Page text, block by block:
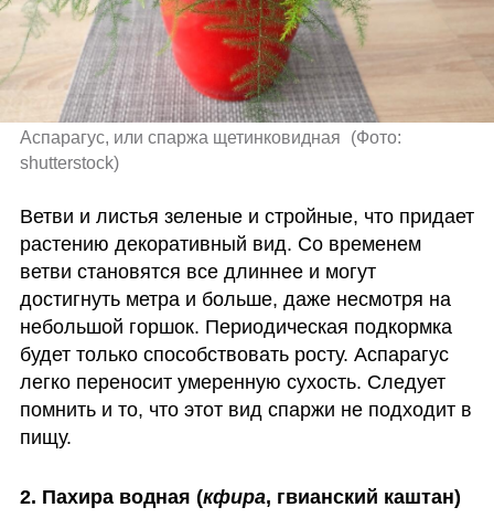
Аспарагус, или спаржа щетинковидная (Фото:
shutterstock)
Ветви и листья зеленые и стройные, что придает
растению декоративный вид. Со временем
ветви становятся все длиннее и могут
достигнуть метра и больше, даже несмотря на
небольшой горшок. Периодическая подкормка
будет только способствовать росту. Аспарагус
легко переносит умеренную сухость. Следует
помнить и то, что этот вид спаржи не подходит в
пищу.
2. Пахира водная (кфира, гвианский каштан)